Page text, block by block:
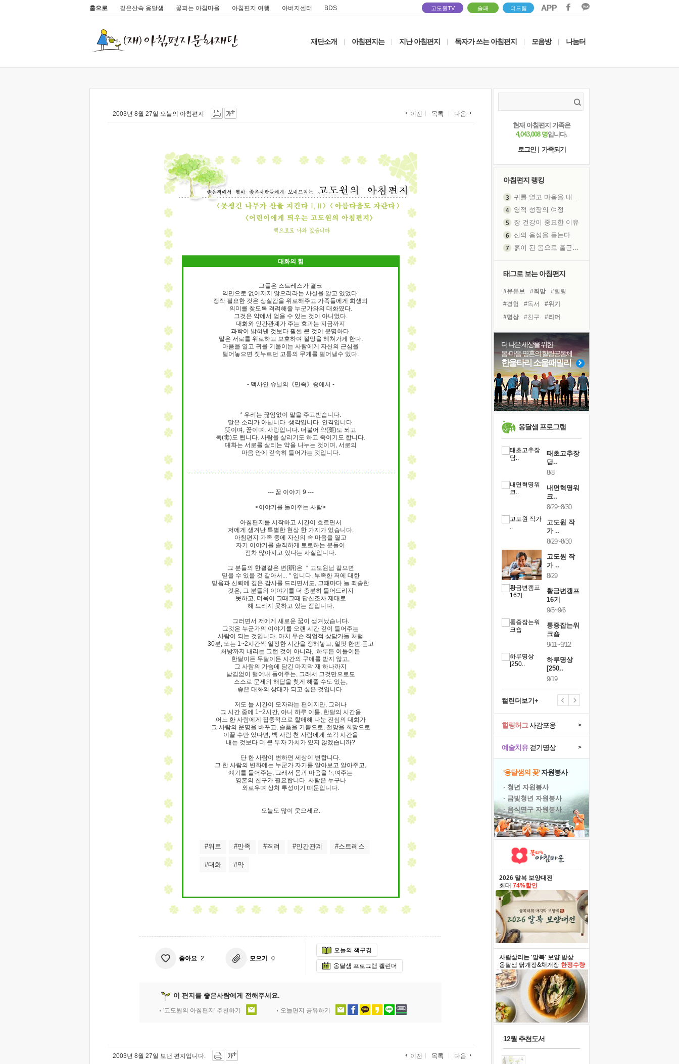
홈으로 깊은산속 옹달샘 꽃피는 아침마을 아침편지 여행 아버지센터 BDS 고도원TV 솔패 더드림
재단소개 아침편지는 지난 아침편지 독자가 쓰는 아침편지 모음방 나눔터
2003년 8월 27일 오늘의 아침편지 이전 목록 다음
대화의 힘
그들은 스트레스가 결코
약만으로 없어지지 않으리라는 사실을 알고 있었다.
정작 필요한 것은 상실감을 위로해주고 가족들에게 희생의
의미를 찾도록 격려해줄 누군가와의 대화였다.
그것은 약에서 얻을 수 있는 것이 아니었다.
대화와 인간관계가 주는 효과는 지금까지
과학이 밝혀낸 것보다 훨씬 큰 것이 분명하다.
말은 서로를 위로하고 보호하여 절망을 헤쳐가게 한다.
마음을 열고 귀를 기울이는 사람에게 자신의 근심을
털어놓으면 짓누르던 고통의 무게를 덜어낼수 있다.
- 맥사인 슈널의《만족》중에서 -
* 우리는 끊임없이 말을 주고받습니다.
말은 소리가 아닙니다. 생각입니다. 인격입니다.
뜻이며, 꿈이며, 사랑입니다. 더불어 약(藥)도 되고
독(毒)도 됩니다. 사람을 살리기도 하고 죽이기도 합니다.
대화는 서로를 살리는 약을 나누는 것이며, 서로의
마음 안에 깊숙히 들어가는 것입니다.
--- 꿈 이야기 9 ---
<이야기를 들어주는 사람>
아침편지를 시작하고 시간이 흐르면서
저에게 생겨난 특별한 현상 한 가지가 있습니다.
아침편지 가족 중에 자신의 속 마음을 열고
자기 이야기를 솔직하게 토로하는 분들이
점차 많아지고 있다는 사실입니다.
그 분들의 한결같은 변(辯)은 ＂고도원님 같으면
믿을 수 있을 것 같아서...＂입니다. 부족한 저에 대한
믿음과 신뢰에 깊은 감사를 드리면서도, 그때마다 늘 죄송한
것은, 그 분들의 이야기를 더 충분히 들어드리지
못하고, 더욱이 그때그때 답신조차 제대로
해 드리지 못하고 있는 점입니다.
그러면서 저에게 새로운 꿈이 생겨났습니다.
그것은 누군가의 이야기를 오랜 시간 깊이 들어주는
사람이 되는 것입니다. 마치 무슨 직업적 상담가들 처럼
30분, 또는 1~2시간씩 일정한 시간을 정해놓고, 얼핏 한번 듣고
처방까지 내리는 그런 것이 아니라, 하루든 이틀이든
한달이든 두달이든 시간의 구애를 받지 않고,
그 사람의 가슴에 담긴 마지막 재 하나까지
남김없이 털어내 들어주는, 그래서 그것만으로도
스스로 문제의 해답을 찾게 해줄 수도 있는,
좋은 대화의 상대가 되고 싶은 것입니다.
저도 늘 시간이 모자라는 편이지만, 그러나
그 시간 중에 1~2시간, 아니 하루 이틀, 한달의 시간을
어느 한 사람에게 집중적으로 할애해 나눈 진심의 대화가
그 사람의 운명을 바꾸고, 슬픔을 기쁨으로, 절망을 희망으로
이끌 수만 있다면, 백 사람 천 사람에게 쪼각 시간을
내는 것보다 더 큰 투자 가치가 있지 않겠습니까?
단 한 사람이 변하면 세상이 변합니다.
그 한 사람의 변화에는 누군가 자기를 알아보고 알아주고,
얘기를 들어주는, 그래서 몸과 마음을 녹여주는
영혼의 친구가 필요합니다. 사람은 누구나
외로우며 상처 투성이기 때문입니다.
오늘도 많이 웃으세요.
#위로 #만족 #격려 #인간관계 #스트레스
#대화 #약
좋아요 2 모으기 0
오늘의 책구경
옹달샘 프로그램 캘린더
이 편지를 좋은사람에게 전해주세요.
'고도원의 아침편지' 추천하기 오늘편지 공유하기
2003년 8월 27일 보낸 편지입니다. 이전 목록 다음
현재 아침편지 가족은
4,043,008 명입니다.
로그인
가족되기
아침편지 랭킹
귀를 열고 마음을 내어주고
영적 성장의 여정
장 건강이 중요한 이유
신의 음성을 듣는다
흙이 된 몸으로 출근하는 여자
졸업식 사진을 보며
아픈 아버지를 위한 공간 설계
극심한 변비, 어깨결림, 수면 장애
보고 싶은 어머니
유년 시절의 부산 영도 바다
못된 꼰대들
거울 속의 나
희망이란
'모른다'는 것
태그로 보는 아침편지
#유튜브 #희망
#힐링
#경험
#독서
#위기
#명상
#친구
#리더
#면역력
#다짐
#선택
#독서캠프
#사람
#나눔
#극복
#비전캠프
#링컨학교
#바이러스
#건강
#삶
더 나은 세상을 위한
몸·마음·영혼의 힐링공동체
한울타리 소울패밀리
옹달샘 프로그램
태초고추장
담..
8/8
내면혁명워
크..
8/29~8/30
고도원 작
가 ..
8/29~8/30
고도원 작
가 ..
8/29
황금변캠프
16기
9/5~9/6
통증잡는워
크숍
9/11~9/12
하루명상
[250..
9/19
캘린더보기+
예술치유걷기명상 >
힐링허그사감포옹 >
'옹달샘의 꽃'자원봉사
· 청년 자원봉사
· 금빛청년 자원봉사
· 음식연구 자원봉사
2026 말복 보양대전
최대 74%할인
사람살리는 '말복' 보양 밥상
옹달샘 닭개장&채개장 한정수량
12월 추천도서